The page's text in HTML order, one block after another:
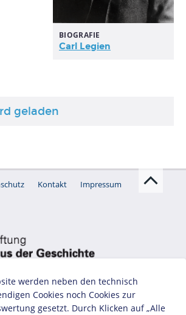
BIOGRAFIE
Carl Legien
geladen
Kontakt Impressum
werden neben den technisch
Cookies noch Cookies zur
gesetzt. Durch Klicken auf „Alle